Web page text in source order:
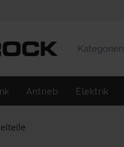
Kategorien
Antrieb Elektrik